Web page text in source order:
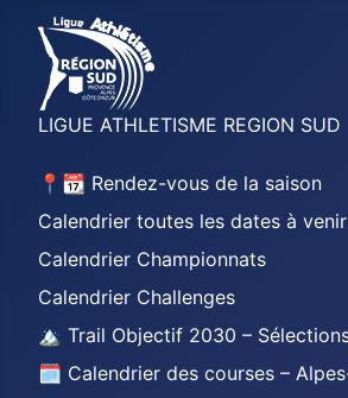
LIGUE ATHLETISME REGION SUD
📍📆 Rendez-vous de la saison
Calendrier toutes les dates à venir
Calendrier Championnats
Calendrier Challenges
🏔️ Trail Objectif 2030 –
🗓️ Calendrier des courses –